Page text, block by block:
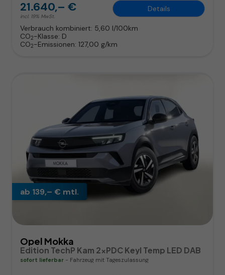
21.640,– €
incl. 19% MwSt.
Details
Verbrauch kombiniert: 5,60 l/100km
CO2-Klasse: D
CO2-Emissionen: 127,00 g/km
ab 139,– € mtl.
Opel Mokka
Edition TechP Kam 2xPDC Keyl Temp LED DAB
sofort lieferbar Fahrzeug mit Tageszulassung